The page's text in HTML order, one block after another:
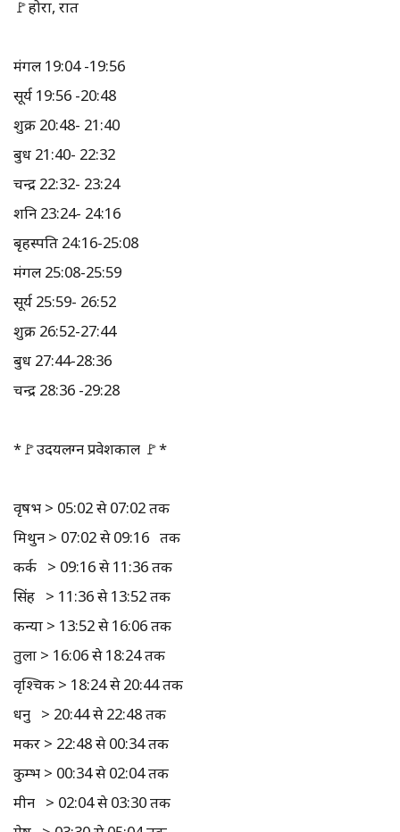
🚩होरा, रात
मंगल 19:04 -19:56
सूर्य 19:56 -20:48
शुक्र 20:48- 21:40
बुध 21:40- 22:32
चन्द्र 22:32- 23:24
शनि 23:24- 24:16
बृहस्पति 24:16-25:08
मंगल 25:08-25:59
सूर्य 25:59- 26:52
शुक्र 26:52-27:44
बुध 27:44-28:36
चन्द्र 28:36 -29:28
*🚩उदयलग्न प्रवेशकाल 🚩*
वृषभ > 05:02 से 07:02 तक
मिथुन > 07:02 से 09:16 तक
कर्क > 09:16 से 11:36 तक
सिंह > 11:36 से 13:52 तक
कन्या > 13:52 से 16:06 तक
तुला > 16:06 से 18:24 तक
वृश्चिक > 18:24 से 20:44 तक
धनु > 20:44 से 22:48 तक
मकर > 22:48 से 00:34 तक
कुम्भ > 00:34 से 02:04 तक
मीन > 02:04 से 03:30 तक